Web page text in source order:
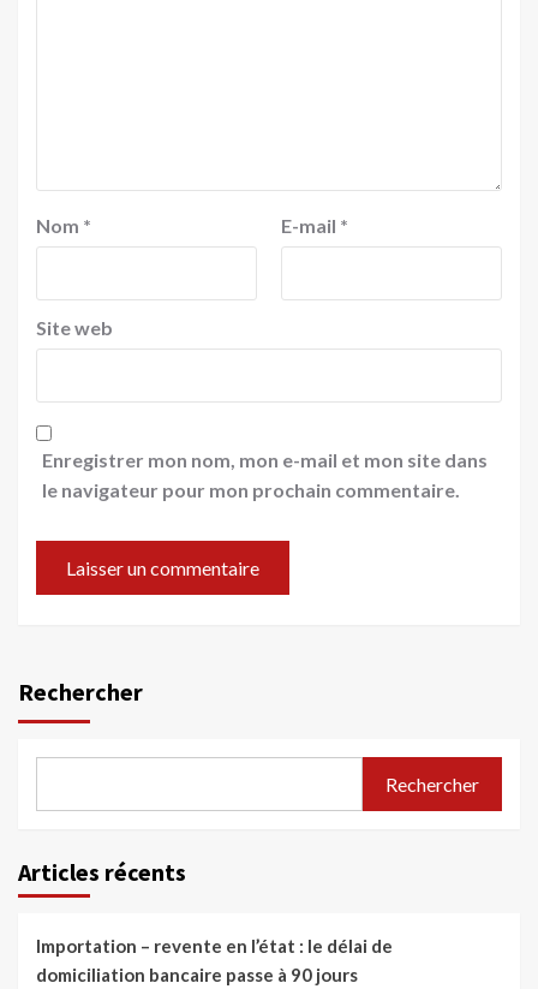
Nom * E-mail *
Site web
Enregistrer mon nom, mon e-mail et mon site dans
le navigateur pour mon prochain commentaire.
Rechercher
Rechercher
Articles récents
Importation – revente en l’état : le délai de
domiciliation bancaire passe à 90 jours